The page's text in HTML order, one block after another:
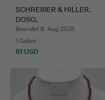
SCHREIBER & HILLER.
DOSO,
DESIGNERCOLLIER,…
Beendet 8. Aug 2026
1 Gebot
81 USD